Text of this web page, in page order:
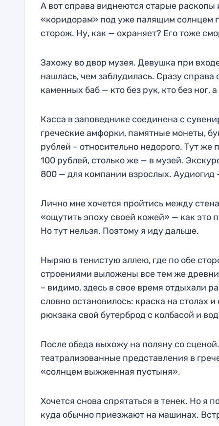
А вот справа виднеются старые
«коридорам» под уже палящим солнцем
сторож. Ну, как — охраняет? Его тоже
Захожу во двор музея. Девушка при
нашлась, чем заблудилась. Сразу
каменных баб — кто без рук, кто без ног,
Касса в заповеднике соединена с
греческие амфорки, памятные монеты,
рублей – относительно недорого. Тут
100 рублей, столько же — в музей.
800 — для компании взрослых. Аудиогид
Лично мне хочется пройтись между
«ощутить эпоху своей кожей» — как это
Но тут нельзя. Поэтому я иду дальше.
Ныряю в тенистую аллею, где по обе
строениями выложены все тем же
– видимо, здесь в свое время отдыхали
словно остановилось: краска на столах
рюкзака свой бутерброд с колбасой и
После обеда выхожу на поляну со
театрализованные представления в
«солнцем выжженная пустыня».
Хочется снова спрятаться в тенек. Но я
куда обычно приезжают на машинах.